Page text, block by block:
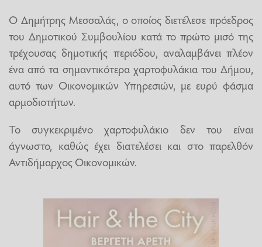
Ο Δημήτρης Μεσσαλάς, ο οποίος διετέλεσε πρόεδρος
του Δημοτικού Συμβουλίου κατά το πρώτο μισό της
τρέχουσας δημοτικής περιόδου, αναλαμβάνει πλέον
ένα από τα σημαντικότερα χαρτοφυλάκια του Δήμου,
αυτό των Οικονομικών Υπηρεσιών, με ευρύ φάσμα
αρμοδιοτήτων.
Το συγκεκριμένο χαρτοφυλάκιο δεν του είναι
άγνωστο, καθώς έχει διατελέσει και στο παρελθόν
Αντιδήμαρχος Οικονομικών.